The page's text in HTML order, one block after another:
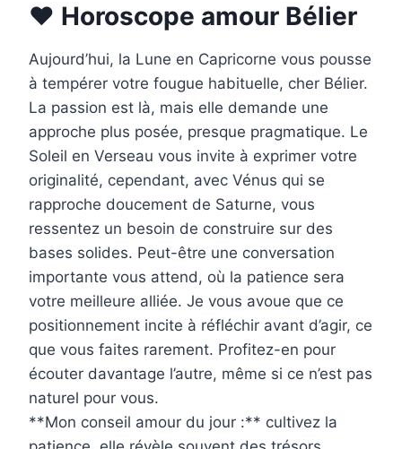
❤️ Horoscope amour Bélier
Aujourd’hui, la Lune en Capricorne vous pousse
à tempérer votre fougue habituelle, cher Bélier.
La passion est là, mais elle demande une
approche plus posée, presque pragmatique. Le
Soleil en Verseau vous invite à exprimer votre
originalité, cependant, avec Vénus qui se
rapproche doucement de Saturne, vous
ressentez un besoin de construire sur des
bases solides. Peut-être une conversation
importante vous attend, où la patience sera
votre meilleure alliée. Je vous avoue que ce
positionnement incite à réfléchir avant d’agir, ce
que vous faites rarement. Profitez-en pour
écouter davantage l’autre, même si ce n’est pas
naturel pour vous.
**Mon conseil amour du jour :** cultivez la